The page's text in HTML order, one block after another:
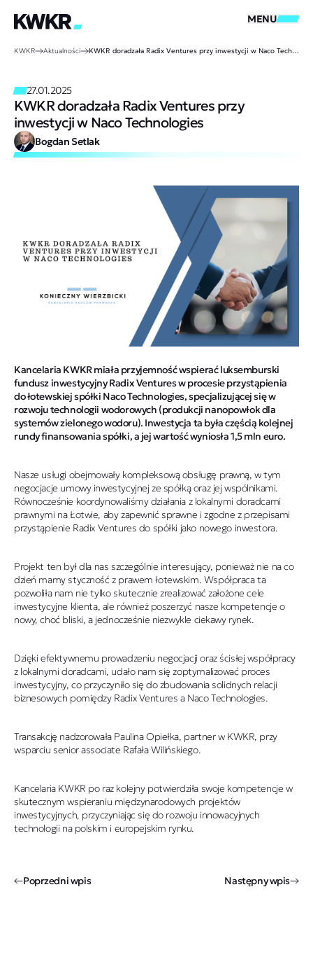
MENU
KWKR Aktualności KWKR doradzała Radix Ventures przy inwestycji w Naco Technologies
27.01.2025
KWKR doradzała Radix Ventures przy
inwestycji w Naco Technologies
Bogdan Setlak
Kancelaria KWKR miała przyjemność wspierać luksemburski
fundusz inwestycyjny Radix Ventures w procesie przystąpienia
do łotewskiej spółki Naco Technologies, specjalizującej się w
rozwoju technologii wodorowych (produkcji nanopowłok dla
systemów zielonego wodoru). Inwestycja ta była częścią kolejnej
rundy finansowania spółki, a jej wartość wyniosła 1,5 mln euro.
Nasze usługi obejmowały kompleksową obsługę prawną, w tym
negocjacje umowy inwestycyjnej ze spółką oraz jej wspólnikami.
Równocześnie koordynowaliśmy działania z lokalnymi doradcami
prawnymi na Łotwie, aby zapewnić sprawne i zgodne z przepisami
przystąpienie Radix Ventures do spółki jako nowego inwestora.
Projekt ten był dla nas szczególnie interesujący, ponieważ nie na co
dzień mamy styczność z prawem łotewskim. Współpraca ta
pozwoliła nam nie tylko skutecznie zrealizować założone cele
inwestycyjne klienta, ale również poszerzyć nasze kompetencje o
nowy, choć bliski, a jednocześnie niezwykle ciekawy rynek.
Dzięki efektywnemu prowadzeniu negocjacji oraz ścisłej współpracy
z lokalnymi doradcami, udało nam się zoptymalizować proces
inwestycyjny, co przyczyniło się do zbudowania solidnych relacji
biznesowych pomiędzy Radix Ventures a Naco Technologies.
Transakcję nadzorowała Paulina Opiełka, partner w KWKR, przy
wsparciu senior associate Rafała Wilińskiego.
Kancelaria KWKR po raz kolejny potwierdziła swoje kompetencje w
skutecznym wspieraniu międzynarodowych projektów
inwestycyjnych, przyczyniając się do rozwoju innowacyjnych
technologii na polskim i europejskim rynku.
Poprzedni wpis Następny wpis